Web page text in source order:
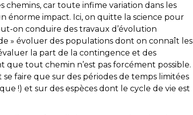
chemins, car toute infime variation dans les
énorme impact. Ici, on quitte la science pour
on conduire des travaux d’évolution
» évoluer des populations dont on connaît les
la part de la contingence et des
tout chemin n’est pas forcément possible.
faire que sur des périodes de temps limitées
!) et sur des espèces dont le cycle de vie est